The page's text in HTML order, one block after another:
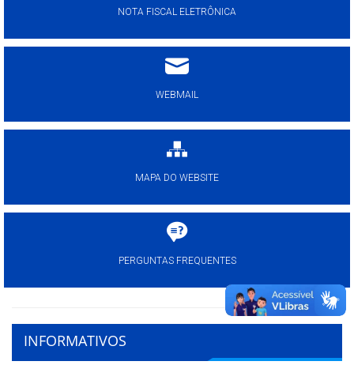
NOTA FISCAL ELETRÔNICA
WEBMAIL
MAPA DO WEBSITE
PERGUNTAS FREQUENTES
INFORMATIVOS